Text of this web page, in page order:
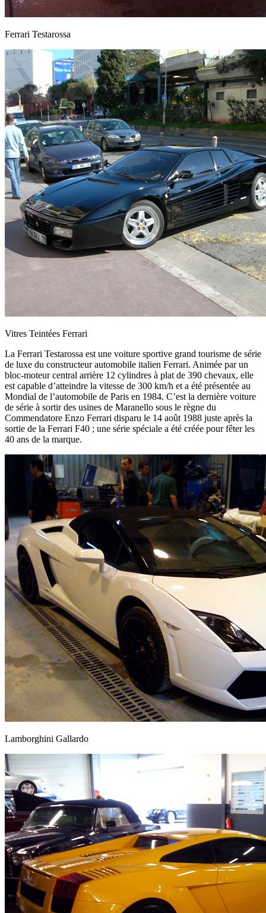
Ferrari Testarossa
Vitres Teintées Ferrari
La Ferrari Testarossa est une voiture sportive grand tourisme de série
de luxe du constructeur automobile italien Ferrari. Animée par un
bloc-moteur central arrière 12 cylindres à plat de 390 chevaux, elle
est capable d’atteindre la vitesse de 300 km/h et a été présentée au
Mondial de l’automobile de Paris en 1984. C’est la dernière voiture
de série à sortir des usines de Maranello sous le règne du
Commendatore Enzo Ferrari disparu le 14 août 1988 juste après la
sortie de la Ferrari F40 ; une série spéciale a été créée pour fêter les
40 ans de la marque.
Lamborghini Gallardo